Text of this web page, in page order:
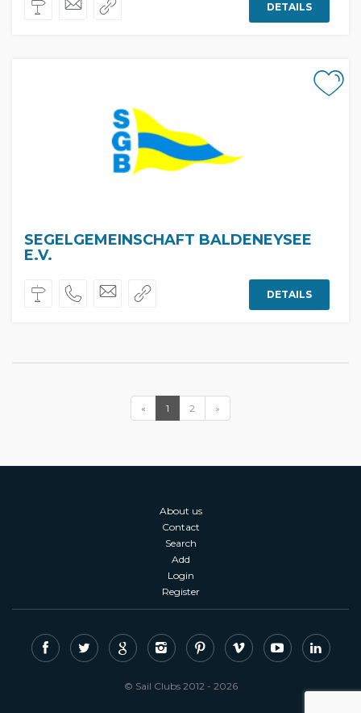
DETAILS
SEGELGEMEINSCHAFT BALDENEYSEE
E.V.
DETAILS
« 1 2 »
About us
Contact
Search
Add
Login
Register
© Sail Clubs 2012 - 2026